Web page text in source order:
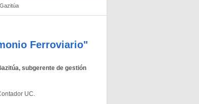
Ferroviario"
subgerente de gestión
UC.